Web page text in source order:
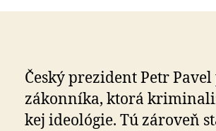
Český prezident Petr
zákonníka, ktorá
kej ideológie. Tú zároveň